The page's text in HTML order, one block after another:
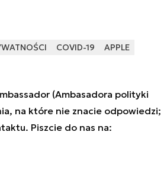
COVID-19
APPLE
(Ambasadora polityki
na które nie znacie odpowiedzi;
Piszcie do nas na: